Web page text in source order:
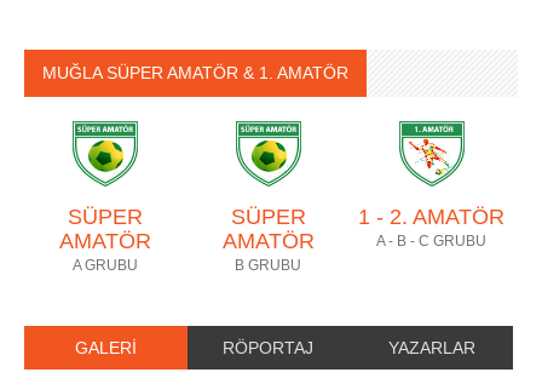
MUĞLA SÜPER AMATÖR & 1. AMATÖR
SÜPER
AMATÖR
A GRUBU
SÜPER
AMATÖR
B GRUBU
1 - 2. AMATÖR
A - B - C GRUBU
GALERİ RÖPORTAJ YAZARLAR